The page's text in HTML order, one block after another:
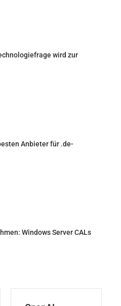
wird zur
Anbieter für .de-
Windows Server CALs